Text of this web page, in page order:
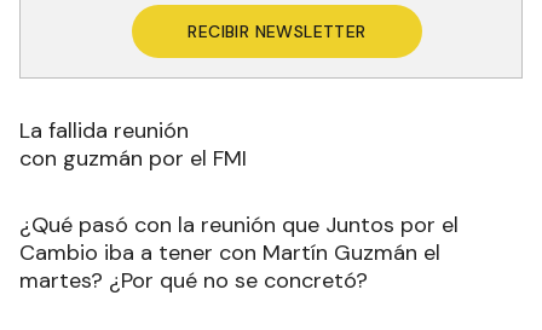
RECIBIR NEWSLETTER
La fallida reunión
con guzmán por el FMI
¿Qué pasó con la reunión que Juntos por el
Cambio iba a tener con Martín Guzmán el
martes? ¿Por qué no se concretó?